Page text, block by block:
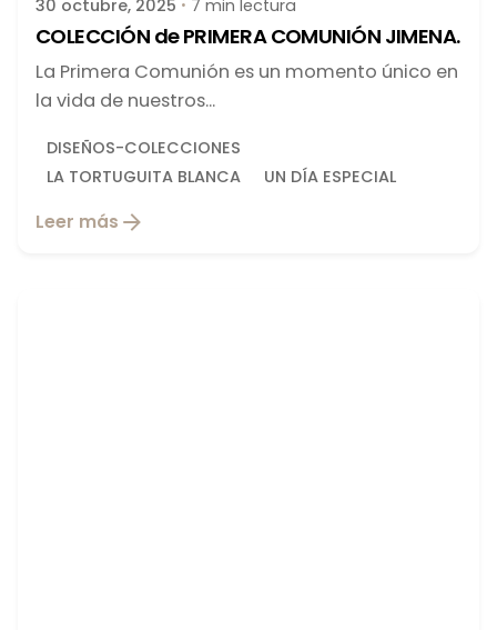
30 octubre, 2025 7 min lectura
COLECCIÓN de PRIMERA COMUNIÓN JIMENA.
La Primera Comunión es un momento único en
la vida de nuestros...
DISEÑOS-COLECCIONES
LA TORTUGUITA BLANCA
UN DÍA ESPECIAL
Leer más